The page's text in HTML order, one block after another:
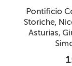
Pontificio
Storiche,
Asturias,